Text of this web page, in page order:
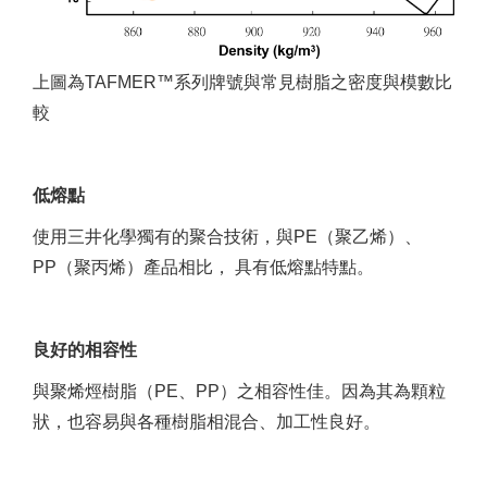
上圖為TAFMER™系列牌號與常見樹脂之密度與模數比
較
低熔點
使用三井化學獨有的聚合技術，與PE（聚乙烯）、
PP（聚丙烯）產品相比， 具有低熔點特點。
良好的相容性
與聚烯烴樹脂（PE、PP）之相容性佳。因為其為顆粒
狀，也容易與各種樹脂相混合、加工性良好。